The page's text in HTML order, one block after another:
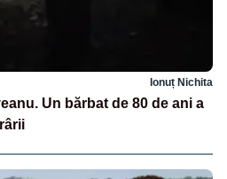
Ionuț Nichita
Un bărbat de 80 de ani a